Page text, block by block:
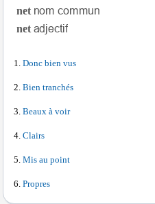
net
net
Donc bien vus
Bien tranchés
Beaux à voir
Clairs
Mis au point
Propres